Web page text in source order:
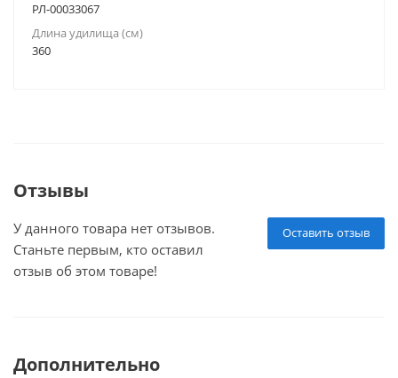
РЛ-00033067
Длина удилища (см)
360
Отзывы
Оставить отзыв
У данного товара нет отзывов.
Станьте первым, кто оставил
отзыв об этом товаре!
Дополнительно